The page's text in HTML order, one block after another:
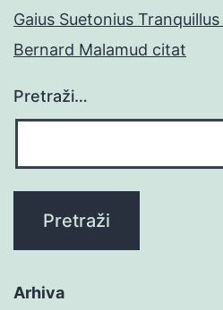
Gaius Suetonius
Bernard Malamud citat
Pretraži…
Arhiva